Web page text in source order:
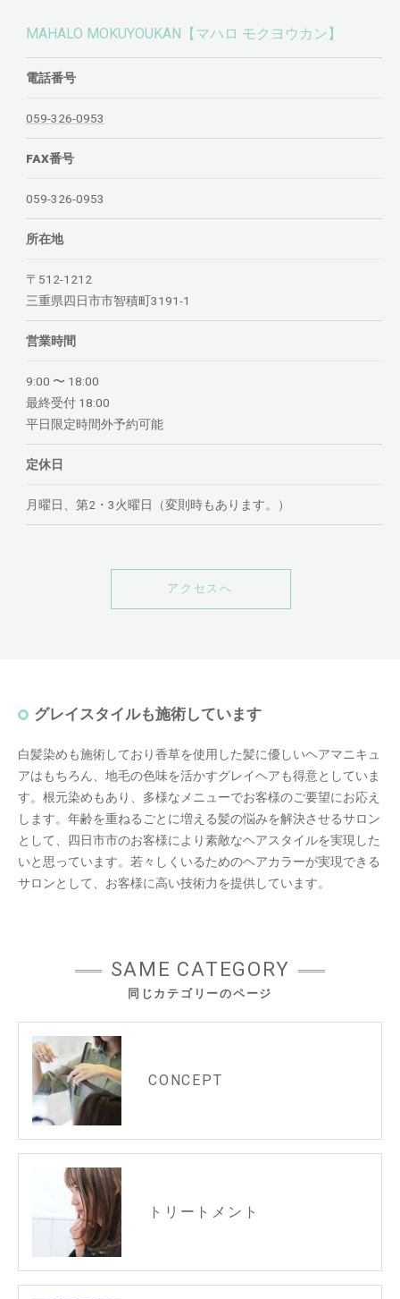
MAHALO MOKUYOUKAN【マハロ モクヨウカン】
電話番号
059-326-0953
FAX番号
059-326-0953
所在地
〒512-1212
三重県四日市市智積町3191-1
営業時間
9:00 〜 18:00
最終受付 18:00
平日限定時間外予約可能
定休日
月曜日、第2・3火曜日（変則時もあります。）
アクセスへ
グレイスタイルも施術しています
白髪染めも施術しており香草を使用した髪に優しいヘアマニキュ
アはもちろん、地毛の色味を活かすグレイヘアも得意としていま
す。根元染めもあり、多様なメニューでお客様のご要望にお応え
します。年齢を重ねるごとに増える髪の悩みを解決させるサロン
として、四日市市のお客様により素敵なヘアスタイルを実現した
いと思っています。若々しくいるためのヘアカラーが実現できる
サロンとして、お客様に高い技術力を提供しています。
同じカテゴリーのページ
SAME CATEGORY
CONCEPT
トリートメント